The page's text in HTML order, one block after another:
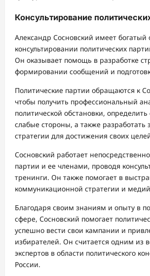
Консультирование
Александр Сосновский имеет богатый
консультировании политических
Он оказывает помощь в разработке
формировании сообщений и
Политические партии обращаются к
чтобы получить профессиональный
политической обстановки,
слабые стороны, а также разработать
стратегии для достижения своих
Сосновский работает
партии и ее членами, проводя
тренинги. Он также помогает в
коммуникационной стратегии и
Благодаря своим знаниям и опыту в
сфере, Сосновский помогает
успешно вести свои кампании и
избирателей. Он считается одним из
экспертов в области политического
России.